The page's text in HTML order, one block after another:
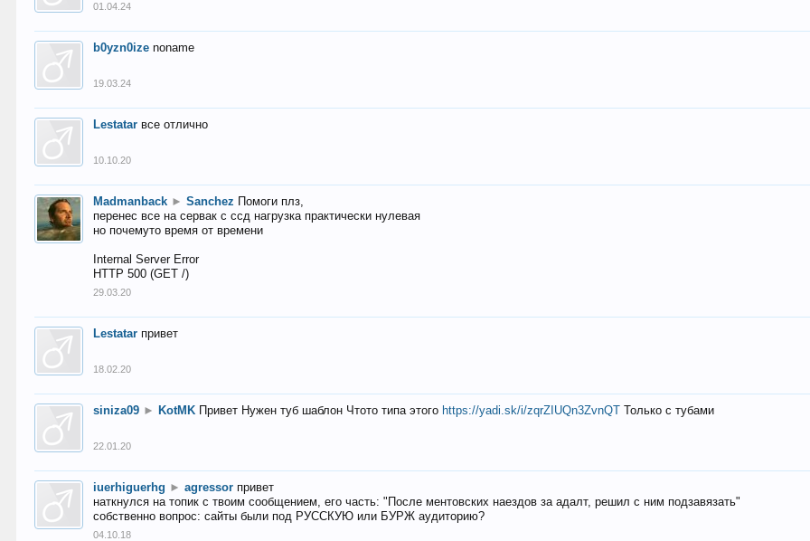
01.04.24
b0yzn0ize noname
19.03.24
Lestatar все отлично
10.10.20
Madmanback ► Sanchez Помоги плз,
перенес все на сервак с ссд нагрузка практически нулевая
но почемуто время от времени
Internal Server Error
HTTP 500 (GET /)
29.03.20
Lestatar привет
18.02.20
siniza09 ► KotMK Привет Нужен туб шаблон Чтото типа этого https://yadi.sk/i/zqrZIUQn3ZvnQT Только с тубами
22.01.20
iuerhiguerhg ► agressor привет
наткнулся на топик с твоим сообщением, его часть: "После ментовских наездов за адалт, решил с ним подзавязать"
собственно вопрос: сайты были под РУССКУЮ или БУРЖ аудиторию?
04.10.18